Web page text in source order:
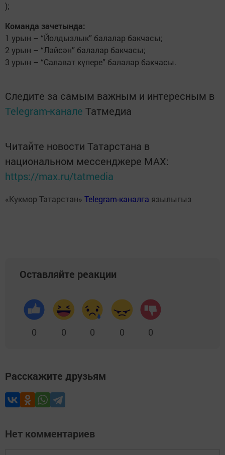
);
Команда зачетында:
1 урын – “Йолдызлык” балалар бакчасы;
2 урын – “Ләйсән” балалар бакчасы;
3 урын – “Салават күпере” балалар бакчасы.
Следите за самым важным и интересным в
Telegram-канале Татмедиа
Читайте новости Татарстана в
национальном мессенджере MАХ:
https://max.ru/tatmedia
«Кукмор Татарстан» Telegram-каналга язылыгыз
Оставляйте реакции
0 0 0 0 0
Расскажите друзьям
Нет комментариев